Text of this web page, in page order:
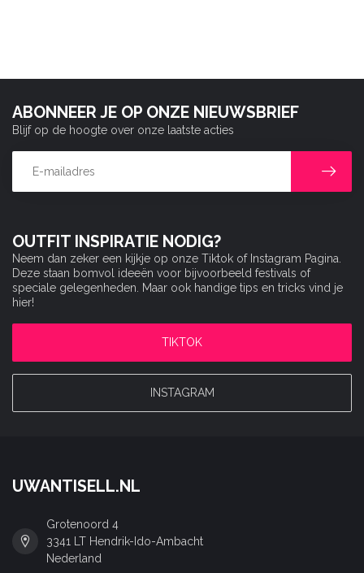
OUTFIT INSPIRATIE NODIG?
Neem dan zeker een kijkje op onze Tiktok of Instagram Pagina.
Deze staan bomvol ideeën voor bijvoorbeeld festivals of
speciale gelegenheden. Maar ook handige tips en tricks vind je
hier!
TIKTOK
INSTAGRAM
ABONNEER JE OP ONZE NIEUWSBRIEF
Blijf op de hoogte over onze laatste acties
UWANTISELL.NL
Grotenoord 4
3341 LT Hendrik-Ido-Ambacht
Nederland